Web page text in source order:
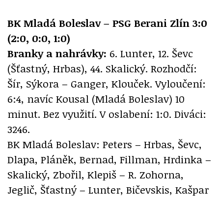
BK Mladá Boleslav – PSG Berani Zlín 3:0
(2:0, 0:0, 1:0)
Branky a nahrávky: 6. Lunter, 12. Ševc
(Šťastný, Hrbas), 44. Skalický. Rozhodčí:
Šír, Sýkora – Ganger, Klouček. Vyloučení:
6:4, navíc Kousal (Mladá Boleslav) 10
minut. Bez využití. V oslabení: 1:0. Diváci:
3246.
BK Mladá Boleslav: Peters – Hrbas, Ševc,
Dlapa, Pláněk, Bernad, Fillman, Hrdinka –
Skalický, Zbořil, Klepiš – R. Zohorna,
Jeglič, Šťastný – Lunter, Bičevskis, Kašpar